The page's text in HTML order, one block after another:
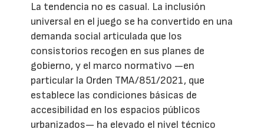
La tendencia no es casual. La inclusión
universal en el juego se ha convertido en una
demanda social articulada que los
consistorios recogen en sus planes de
gobierno, y el marco normativo —en
particular la Orden TMA/851/2021, que
establece las condiciones básicas de
accesibilidad en los espacios públicos
urbanizados— ha elevado el nivel técnico